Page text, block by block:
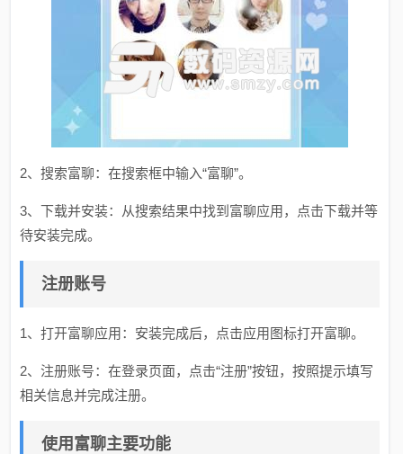
2、搜索富聊：在搜索框中输入“富聊”。
3、下载并安装：从搜索结果中找到富聊应用，点击下载并等
待安装完成。
注册账号
1、打开富聊应用：安装完成后，点击应用图标打开富聊。
2、注册账号：在登录页面，点击“注册”按钮，按照提示填写
相关信息并完成注册。
使用富聊主要功能